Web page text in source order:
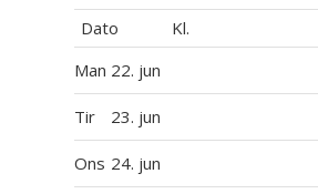
Dato Kl.
Man 22. jun
Tir 23. jun
Ons 24. jun